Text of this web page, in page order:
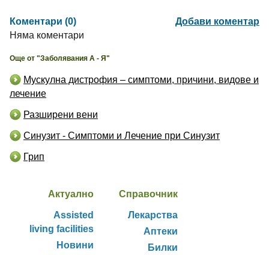
Коментари (0)
Добави коментар
Няма коментари
Още от "Заболявания А - Я"
Мускулна дистрофия – симптоми, причини, видове и
лечение
Разширени вени
Синузит - Симптоми и Лечение при Синузит
Грип
Актуално
Assisted
living facilities
Новини
Справочник
Лекарства
Аптеки
Билки